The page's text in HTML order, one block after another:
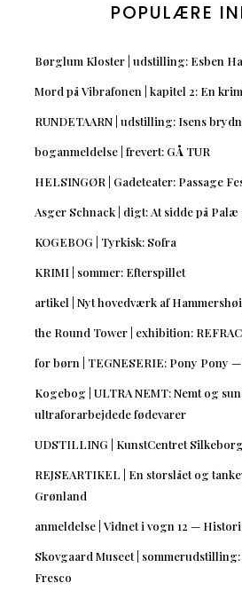
POPULÆRE
Børglum Kloster | udstilling: Esben
Mord på Vibrafonen | kapitel 2: En
RUNDETAARN | udstilling: Isens
boganmeldelse | frevert: GÅ TUR
HELSINGØR | Gadeteater: Passage
Asger Schnack | digt: At sidde på Palæ
KOGEBOG | Tyrkisk: Sofra
KRIMI | sommer: Efterspillet
artikel | Nyt hovedværk af
the Round Tower | exhibition:
for børn | TEGNESERIE: Pony Pony
Kogebog | ULTRA NEMT: Nemt og
ultraforarbejdede fødevarer
UDSTILLING | KunstCentret
REJSEARTIKEL | En storslået og
Grønland
anmeldelse | Vidnet i vogn 12 —
Skovgaard Museet |
Fresco